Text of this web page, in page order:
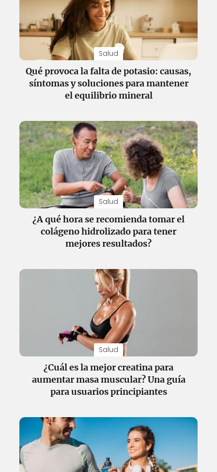
Salud
Qué provoca la falta de potasio: causas,
síntomas y soluciones para mantener
el equilibrio mineral
Salud
¿A qué hora se recomienda tomar el
colágeno hidrolizado para tener
mejores resultados?
Salud
¿Cuál es la mejor creatina para
aumentar masa muscular? Una guía
para usuarios principiantes